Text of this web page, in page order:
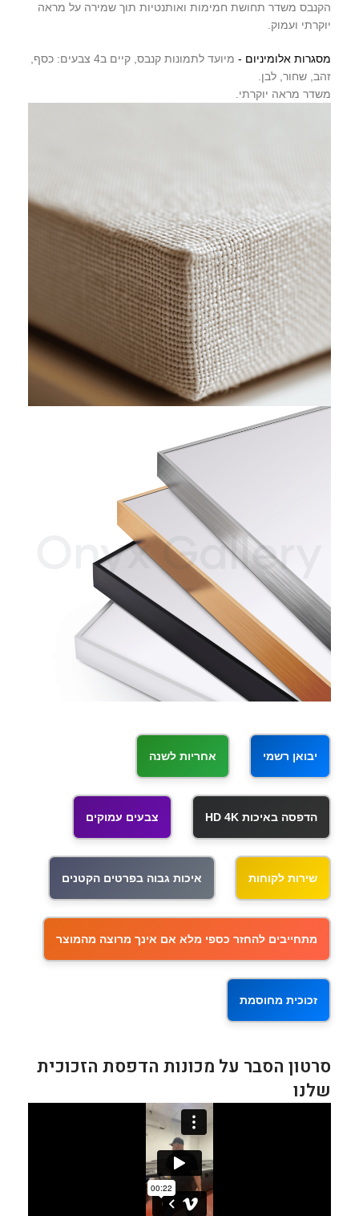
הקנבס משדר תחושת חמימות ואותנטיות תוך שמירה על מראה
יוקרתי ועמוק.
מסגרות אלומיניום -
מיועד לתמונות קנבס, קיים ב4 צבעים: כסף,
זהב, שחור, לבן.
משדר מראה יוקרתי.
יבואן רשמי אחריות לשנה
הדפסה באיכות HD 4K צבעים עמוקים
שירות לקוחות איכות גבוה בפרטים הקטנים
מתחייבים להחזר כספי מלא אם אינך מרוצה מהמוצר
זכוכית מחוסמת
סרטון הסבר על מכונות הדפסת הזכוכית
שלנו